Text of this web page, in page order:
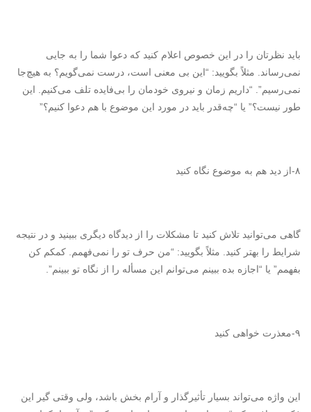
باید نظرتان را در این خصوص اعلام کنید که دعوا شما را به جایی
نمی‌رساند. مثلاً بگویید: “این بی معنی است، درست نمی‌گویم؟ به هیچ‌جا
نمی‌رسیم”. “داریم زمان و نیروی خودمان را بی‌فایده تلف می‌کنیم. این
طور نیست؟” یا “چه‌قدر باید در مورد این موضوع با هم دعوا کنیم؟”
۸-از دید هم به موضوع نگاه کنید
گاهی می‌توانید تلاش کنید تا مشکلات را از دیدگاه دیگری ببینید و در نتیجه
شرایط را بهتر کنید. مثلاً بگویید: “من حرف تو را نمی‌فهمم. کمکم کن
بفهمم” یا “اجازه بده ببینم می‌توانم این مسأله را از نگاه تو ببینم”.
۹-معذرت خواهی کنید
این واژه می‌تواند بسیار تأثیرگذار و آرام بخش باشد، ولی وقتی گیر این